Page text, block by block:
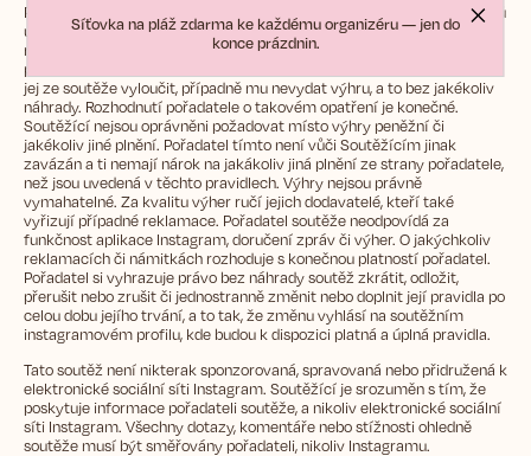
Síťovka na pláž zdarma ke každému organizéru — jen do
konce prázdnin.
Pořadatel je oprávněn kdykoliv kontrolovat pravdivost veškerých údajů
uvedených Soutěžícím v rámci soutěže. V případě uvedení
nepravdivých údajů či jiného porušení těchto pravidel Soutěžícím je
pořadatel oprávněn neumožnit Soutěžícímu účast v soutěži, případně
jej ze soutěže vyloučit, případně mu nevydat výhru, a to bez jakékoliv
náhrady. Rozhodnutí pořadatele o takovém opatření je konečné.
Soutěžící nejsou oprávněni požadovat místo výhry peněžní či
jakékoliv jiné plnění. Pořadatel tímto není vůči Soutěžícím jinak
zavázán a ti nemají nárok na jakákoliv jiná plnění ze strany pořadatele,
než jsou uvedená v těchto pravidlech. Výhry nejsou právně
vymahatelné. Za kvalitu výher ručí jejich dodavatelé, kteří také
vyřizují případné reklamace. Pořadatel soutěže neodpovídá za
funkčnost aplikace Instagram, doručení zpráv či výher. O jakýchkoliv
reklamacích či námitkách rozhoduje s konečnou platností pořadatel.
Pořadatel si vyhrazuje právo bez náhrady soutěž zkrátit, odložit,
přerušit nebo zrušit či jednostranně změnit nebo doplnit její pravidla po
celou dobu jejího trvání, a to tak, že změnu vyhlásí na soutěžním
instagramovém profilu, kde budou k dispozici platná a úplná pravidla.
Tato soutěž není nikterak sponzorovaná, spravovaná nebo přidružená k
elektronické sociální síti Instagram. Soutěžící je srozuměn s tím, že
poskytuje informace pořadateli soutěže, a nikoliv elektronické sociální
síti Instagram. Všechny dotazy, komentáře nebo stížnosti ohledně
soutěže musí být směřovány pořadateli, nikoliv Instagramu.